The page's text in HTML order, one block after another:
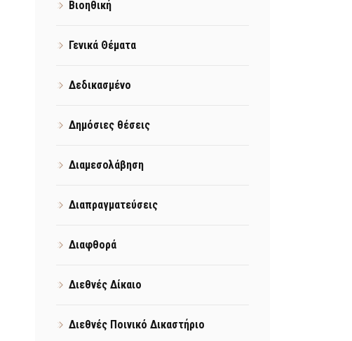
Βιοηθική
Γενικά Θέματα
Δεδικασμένο
Δημόσιες θέσεις
Διαμεσολάβηση
Διαπραγματεύσεις
Διαφθορά
Διεθνές Δίκαιο
Διεθνές Ποινικό Δικαστήριο